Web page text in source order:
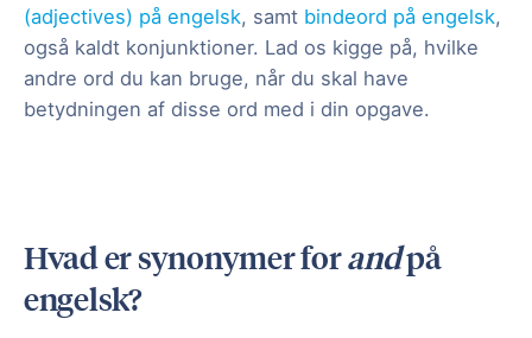
(adjectives) på engelsk, samt bindeord på engelsk,
også kaldt konjunktioner. Lad os kigge på, hvilke
andre ord du kan bruge, når du skal have
betydningen af disse ord med i din opgave.
Hvad er synonymer forandpå
engelsk?